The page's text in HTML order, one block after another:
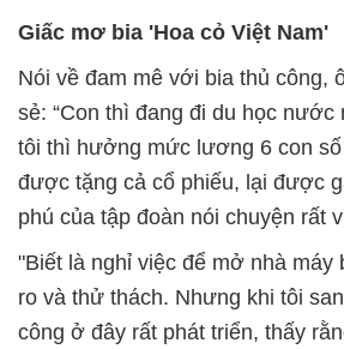
Giấc mơ bia 'Hoa cỏ Việt Nam'
Nói về đam mê với bia thủ công,
sẻ: “Con thì đang đi du học nước
tôi thì hưởng mức lương 6 con
được tặng cả cổ phiếu, lại được
phú của tập đoàn nói chuyện rất
"Biết là nghỉ việc để mở nhà máy
ro và thử thách. Nhưng khi tôi
công ở đây rất phát triển, thấy